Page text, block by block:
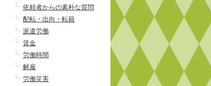
依頼者からの素朴な質問
配転・出向・転籍
派遣労働
賃金
労働時間
解雇
労働災害